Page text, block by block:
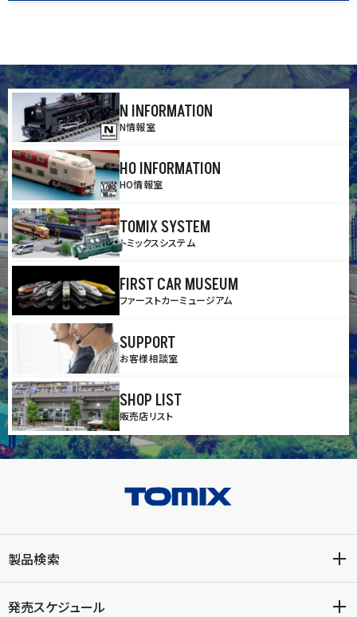
N INFORMATION
N情報室
HO INFORMATION
HO情報室
TOMIX SYSTEM
トミックスシステム
FIRST CAR MUSEUM
ファーストカーミュージアム
SUPPORT
お客様相談室
SHOP LIST
販売店リスト
製品検索
発売スケジュール